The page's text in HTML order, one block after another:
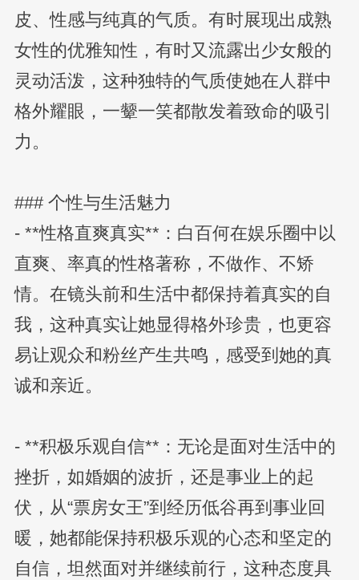
皮、性感与纯真的气质。有时展现出成熟
女性的优雅知性，有时又流露出少女般的
灵动活泼，这种独特的气质使她在人群中
格外耀眼，一颦一笑都散发着致命的吸引
力。
### 个性与生活魅力
- **性格直爽真实**：白百何在娱乐圈中以
直爽、率真的性格著称，不做作、不矫
情。在镜头前和生活中都保持着真实的自
我，这种真实让她显得格外珍贵，也更容
易让观众和粉丝产生共鸣，感受到她的真
诚和亲近。
- **积极乐观自信**：无论是面对生活中的
挫折，如婚姻的波折，还是事业上的起
伏，从“票房女王”到经历低谷再到事业回
暖，她都能保持积极乐观的心态和坚定的
自信，坦然面对并继续前行，这种态度具